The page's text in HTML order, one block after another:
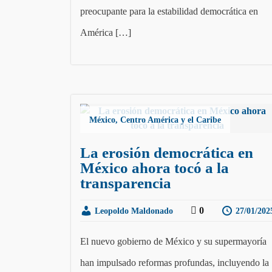
preocupante para la estabilidad democrática en
América […]
México, Centro América y el Caribe
La erosión democrática en
México ahora tocó a la
transparencia
Leopoldo Maldonado 0 27/01/
El nuevo gobierno de México y su supermayoría
han impulsado reformas profundas, incluyendo la